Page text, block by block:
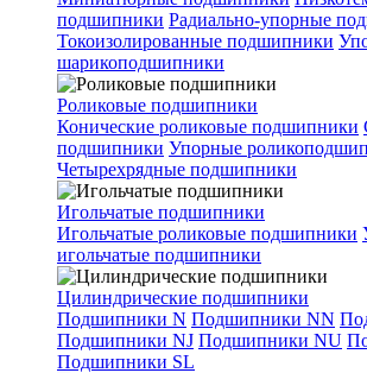
подшипники Радиально-упорные
Токоизолированные подшипники
шарикоподшипники
Роликовые подшипники
Конические роликовые подшипники
подшипники Упорные
Четырехрядные подшипники
Игольчатые подшипники
Игольчатые роликовые подшипники
игольчатые подшипники
Цилиндрические подшипники
Подшипники N Подшипники NN
Подшипники NJ Подшипники NU
Подшипники SL